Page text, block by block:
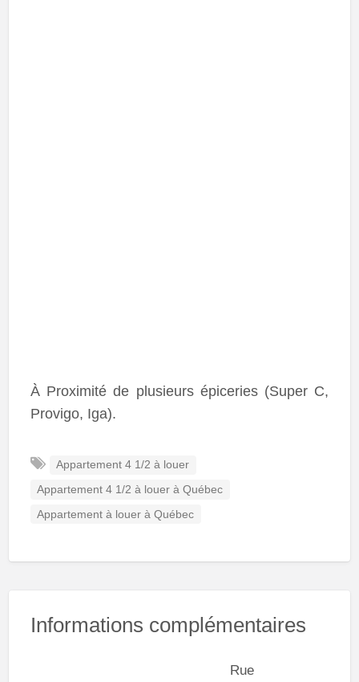
À Proximité de plusieurs épiceries (Super C,
Provigo, Iga).
Appartement 4 1/2 à louer
Appartement 4 1/2 à louer à Québec
Appartement à louer à Québec
Informations complémentaires
Rue